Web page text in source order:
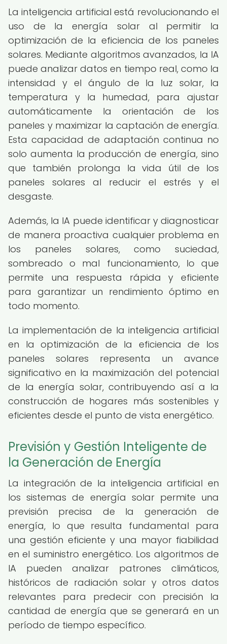
La inteligencia artificial está revolucionando el
uso de la energía solar al permitir la
optimización de la eficiencia de los paneles
solares. Mediante algoritmos avanzados, la IA
puede analizar datos en tiempo real, como la
intensidad y el ángulo de la luz solar, la
temperatura y la humedad, para ajustar
automáticamente la orientación de los
paneles y maximizar la captación de energía.
Esta capacidad de adaptación continua no
solo aumenta la producción de energía, sino
que también prolonga la vida útil de los
paneles solares al reducir el estrés y el
desgaste.
Además, la IA puede identificar y diagnosticar
de manera proactiva cualquier problema en
los paneles solares, como suciedad,
sombreado o mal funcionamiento, lo que
permite una respuesta rápida y eficiente
para garantizar un rendimiento óptimo en
todo momento.
La implementación de la inteligencia artificial
en la optimización de la eficiencia de los
paneles solares representa un avance
significativo en la maximización del potencial
de la energía solar, contribuyendo así a la
construcción de hogares más sostenibles y
eficientes desde el punto de vista energético.
Previsión y Gestión Inteligente de
la Generación de Energía
La integración de la inteligencia artificial en
los sistemas de energía solar permite una
previsión precisa de la generación de
energía, lo que resulta fundamental para
una gestión eficiente y una mayor fiabilidad
en el suministro energético. Los algoritmos de
IA pueden analizar patrones climáticos,
históricos de radiación solar y otros datos
relevantes para predecir con precisión la
cantidad de energía que se generará en un
período de tiempo específico.